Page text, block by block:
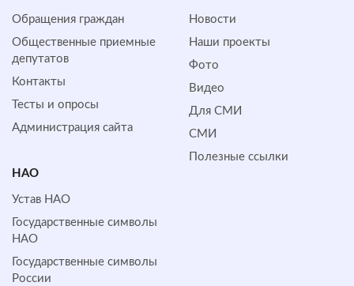
Обращения граждан
Общественные приемные
депутатов
Контакты
Тесты и опросы
Администрация сайта
Новости
Наши проекты
Фото
Видео
Для СМИ
СМИ
Полезные ссылки
НАО
Устав НАО
Государственные символы
НАО
Государственные символы
России